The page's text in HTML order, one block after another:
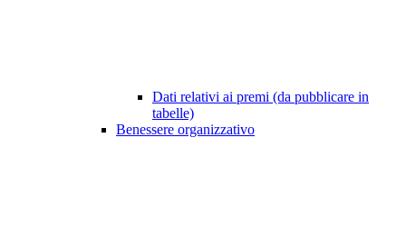
Dati relativi ai premi (da pubblicare in
tabelle)
Benessere organizzativo